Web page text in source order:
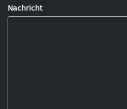
Nachricht